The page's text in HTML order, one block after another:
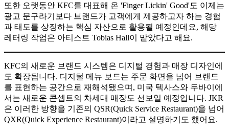
또한 오랫동안 KFC를 대표해 온 'Finger Lickin' Good'도 이제는
광고 문구라기보다 브랜드가 고객에게 제공하고자 하는 경험
과 태도를 상징하는 핵심 자산으로 활용될 예정인데요, 해당
레터링 작업은 아티스트 Tobias Hall이 맡았다고 해요.
KFC의 새로운 브랜드 시스템은 디지털 경험과 매장 디자인에
도 확장됩니다. 디지털 메뉴 보드는 주문 화면을 넘어 브랜드
를 표현하는 공간으로 재해석됐으며, 미국 텍사스와 두바이에
서는 새로운 콘셉트의 차세대 매장도 선보일 예정입니다. JKR
은 이러한 방향을 기존의 QSR(Quick Service Restaurant)을 넘어
QXR(Quick Experience Restaurant)이라고 설명하기도 했어요.